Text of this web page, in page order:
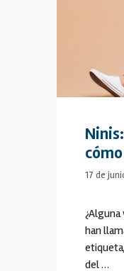
17 de
¿Alguna
han
del …